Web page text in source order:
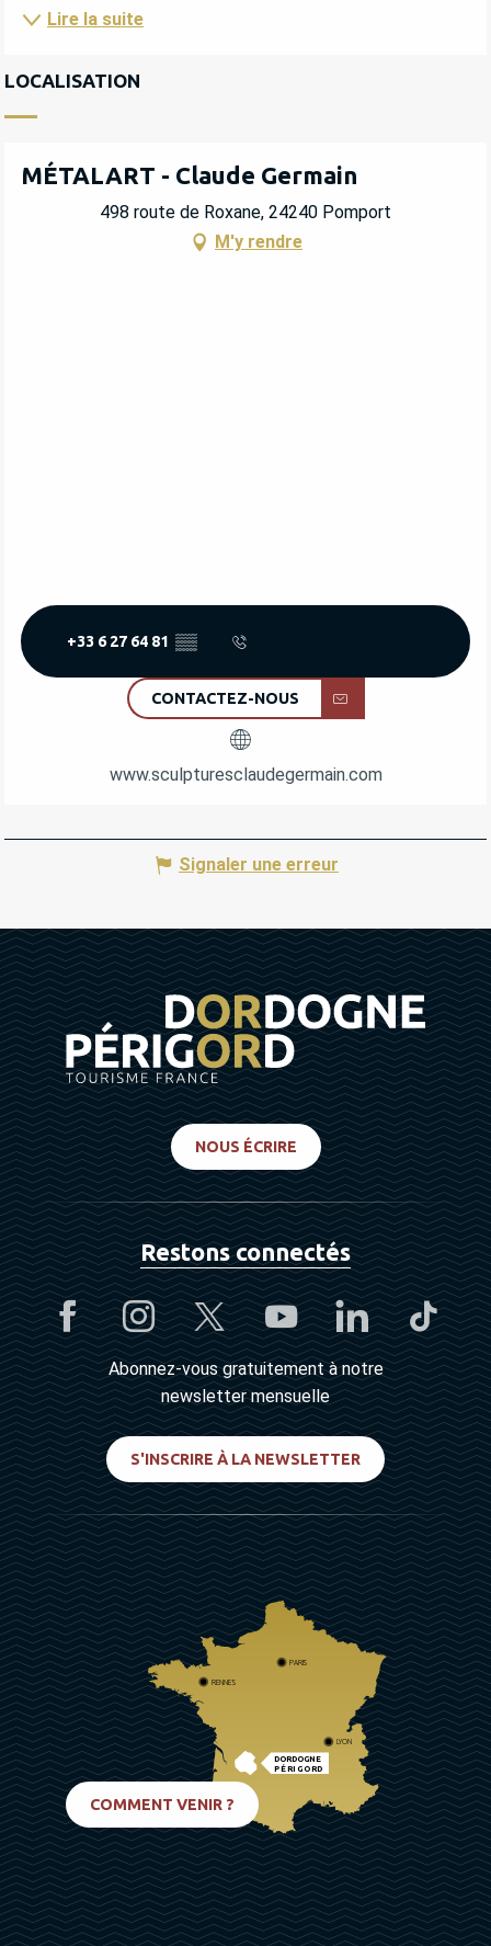
Lire la suite
LOCALISATION
MÉTALART - Claude Germain
498 route de Roxane, 24240 Pomport
M'y rendre
+33 6 27 64 81 ▒▒
CONTACTEZ-NOUS
www.sculpturesclaudegermain.com
Signaler une erreur
NOUS ÉCRIRE
Restons connectés
Abonnez-vous gratuitement à notre
newsletter mensuelle
S'INSCRIRE À LA NEWSLETTER
DORDOGNE
PÉRIGORD
PARIS
RENNES
LYON
COMMENT VENIR ?